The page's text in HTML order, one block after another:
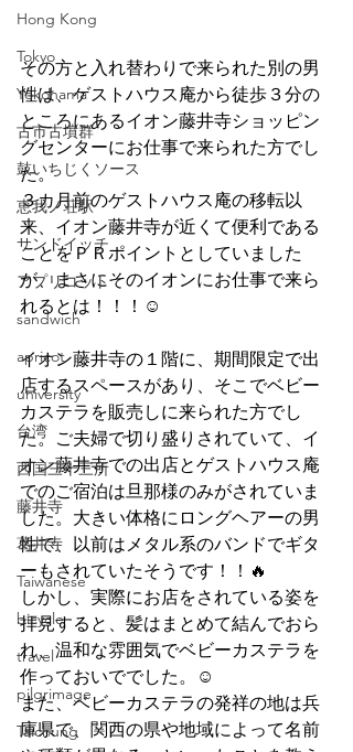
Hong Kong
Tokyo
Yokohama
古市古墳群
鼓いちじくソース
恵我ノ荘駅
サンドイッチ
アプリコット
sandwich
apricot
university
台湾
西国三十三所
藤井寺
葛井寺
Taiwanese
bicycle
travel
pilgrimage
Taichung
その方と入れ替わりで来られた別の男
性は、ゲストハウス庵から徒歩３分の
ところにあるイオン藤井寺ショッピン
グセンターにお仕事で来られた方でし
た。
３カ月前のゲストハウス庵の移転以
来、イオン藤井寺が近くて便利である
ことをＰＲポイントとしていました
が、まさにそのイオンにお仕事で来ら
れるとは！！！☺
イオン藤井寺の１階に、期間限定で出
店するスペースがあり、そこでベビー
カステラを販売しに来られた方でし
た。ご夫婦で切り盛りされていて、イ
オン藤井寺での出店とゲストハウス庵
でのご宿泊は旦那様のみがされていま
した。大きい体格にロングヘアーの男
性で、以前はメタル系のバンドでギタ
ーもされていたそうです！！🔥
しかし、実際にお店をされている姿を
拝見すると、髪はまとめて結んでおら
れ、温和な雰囲気でベビーカステラを
作っておいででした。☺
また、ベビーカステラの発祥の地は兵
庫県で、関西の県や地域によって名前